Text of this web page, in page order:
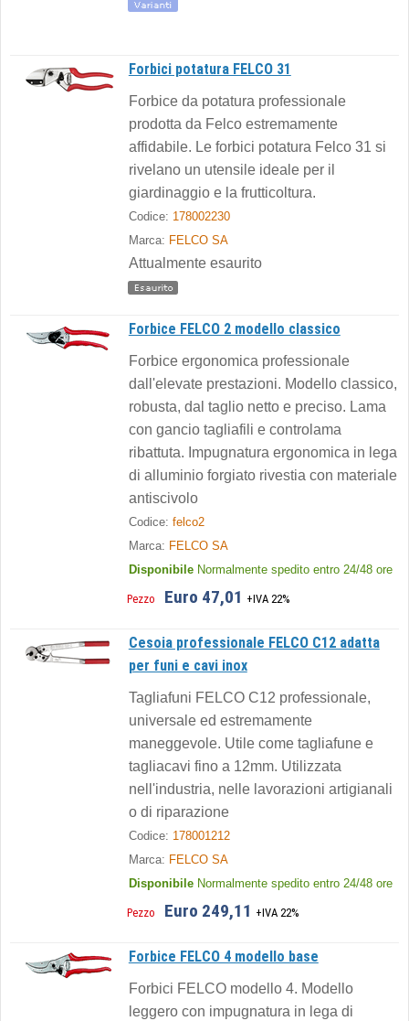
Forbici potatura FELCO 31
Forbice da potatura professionale
prodotta da Felco estremamente
affidabile. Le forbici potatura Felco 31 si
rivelano un utensile ideale per il
giardinaggio e la frutticoltura.
Codice: 178002230
Marca: FELCO SA
Attualmente esaurito
Forbice FELCO 2 modello classico
Forbice ergonomica professionale
dall'elevate prestazioni. Modello classico,
robusta, dal taglio netto e preciso. Lama
con gancio tagliafili e controlama
ribattuta. Impugnatura ergonomica in lega
di alluminio forgiato rivestia con materiale
antiscivolo
Codice: felco2
Marca: FELCO SA
Disponibile Normalmente spedito entro 24/48 ore
Pezzo Euro 47,01 +IVA 22%
Cesoia professionale FELCO C12 adatta
per funi e cavi inox
Tagliafuni FELCO C12 professionale,
universale ed estremamente
maneggevole. Utile come tagliafune e
tagliacavi fino a 12mm. Utilizzata
nell'industria, nelle lavorazioni artigianali
o di riparazione
Codice: 178001212
Marca: FELCO SA
Disponibile Normalmente spedito entro 24/48 ore
Pezzo Euro 249,11 +IVA 22%
Forbice FELCO 4 modello base
Forbici FELCO modello 4. Modello
leggero con impugnatura in lega di